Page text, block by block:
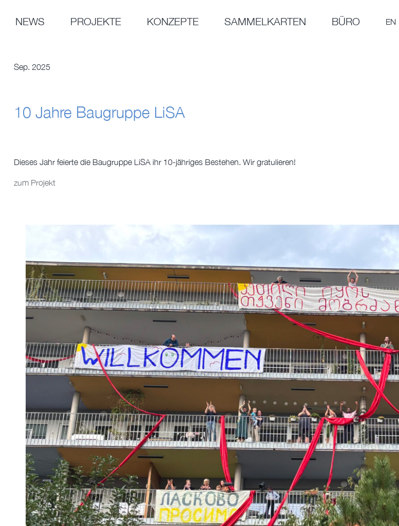
springenNEWS PROJEKTE KONZEPTE SAMMELKARTEN BÜRO EN
Sep. 2025
10 Jahre Baugruppe LiSA
Dieses Jahr feierte die Baugruppe LiSA ihr 10-jähriges Bestehen. Wir gratulieren!
zum Projekt